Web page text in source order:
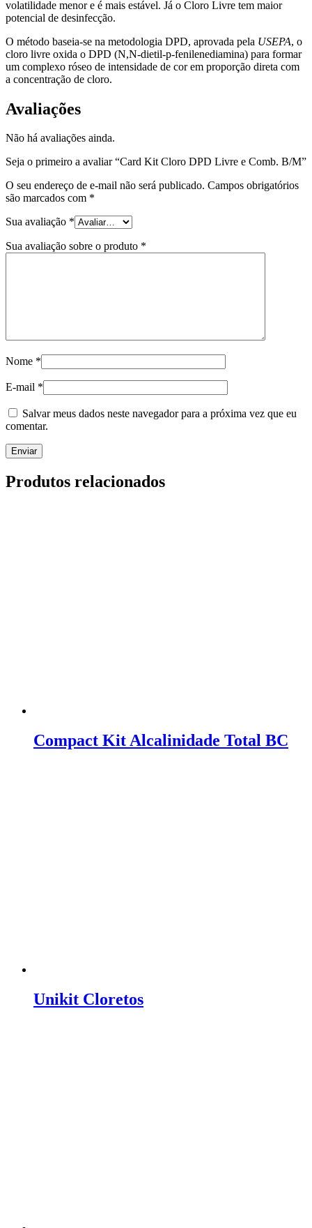
volatilidade menor e é mais estável. Já o Cloro Livre tem maior
potencial de desinfecção.
O método baseia-se na metodologia DPD, aprovada pela USEPA, o
cloro livre oxida o DPD (N,N-dietil-p-fenilenediamina) para formar
um complexo róseo de intensidade de cor em proporção direta com
a concentração de cloro.
Avaliações
Não há avaliações ainda.
Seja o primeiro a avaliar “Card Kit Cloro DPD Livre e Comb. B/M”
O seu endereço de e-mail não será publicado. Campos obrigatórios
são marcados com *
Sua avaliação *
Sua avaliação sobre o produto *
Nome *
E-mail *
Salvar meus dados neste navegador para a próxima vez que eu
comentar.
Produtos relacionados
Compact Kit Alcalinidade Total BC
Unikit Cloretos